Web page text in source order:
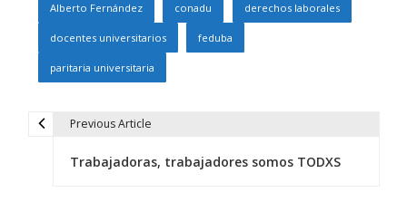
Alberto Fernández conadu derechos laborales
docentes universitarios feduba
paritaria universitaria
Previous Article
Trabajadoras, trabajadores somos TODXS